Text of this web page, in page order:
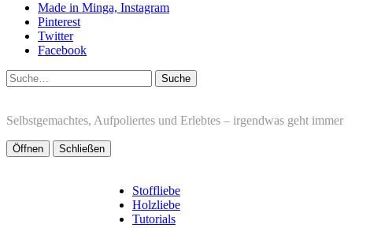
Made in Minga, Instagram
Pinterest
Twitter
Facebook
Suche
Selbstgemachtes, Aufpoliertes und Erlebtes – irgendwas geht immer
Öffnen Schließen
Stoffliebe
Holzliebe
Tutorials